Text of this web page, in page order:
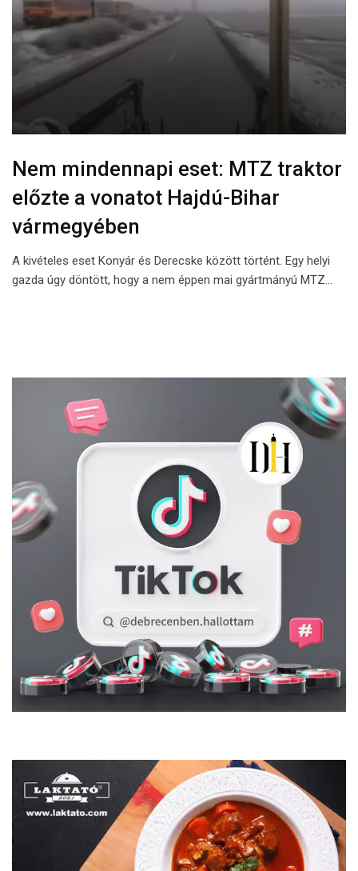
Nem mindennapi eset: MTZ traktor
előzte a vonatot Hajdú-Bihar
vármegyében
A kivételes eset Konyár és Derecske között történt. Egy helyi
gazda úgy döntött, hogy a nem éppen mai gyártmányú MTZ…